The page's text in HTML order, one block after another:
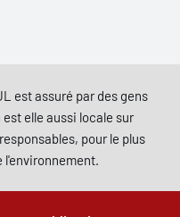
est assuré par des gens
elle aussi locale sur
pour le plus
l'environnement.